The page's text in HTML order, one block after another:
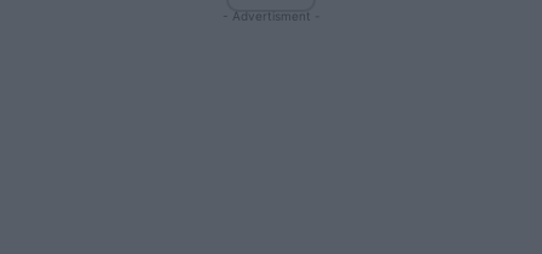
- Advertisment -